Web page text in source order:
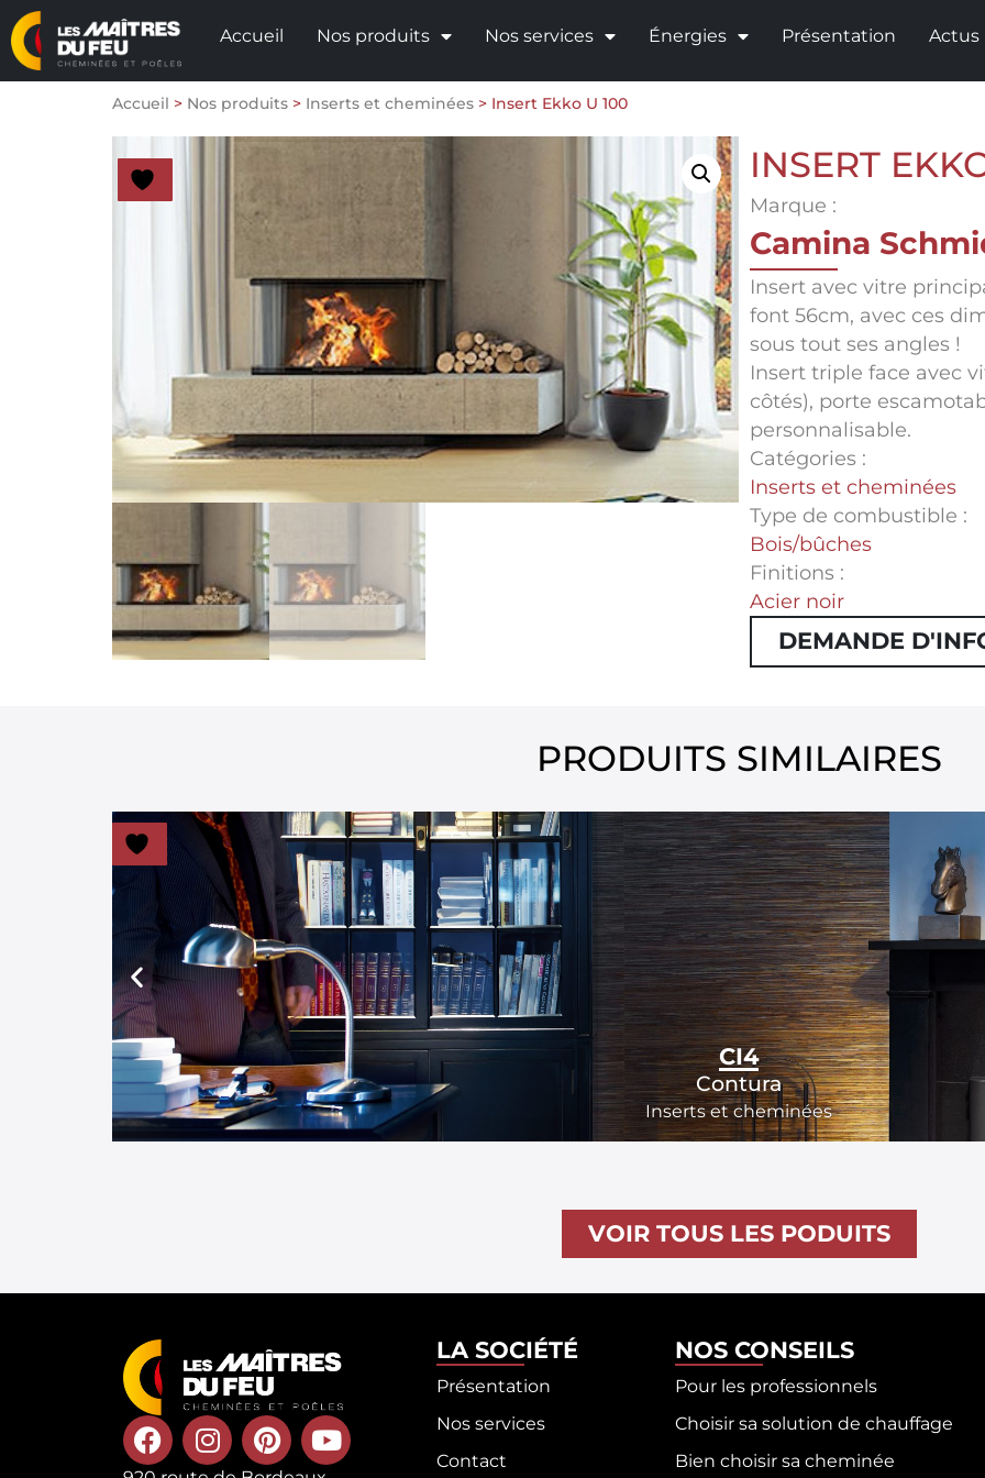
Accueil Nos produits Nos services Énergies Présentation Actus
Accueil > Nos produits > Inserts et cheminées > Insert Ekko U 100
INSERT
Marque :
Camina
Insert avec vitre
font 56cm, avec ces
sous tout ses angles !
Insert triple face avec
côtés), porte
personnalisable.
Catégories :
Inserts et cheminées
Type de combustible :
Bois/bûches
Finitions :
Acier noir
DEMANDE
PRODUITS SIMILAIRES
CI4
Contura
Inserts et cheminées
VOIR TOUS LES PODUITS
LA SOCIÉTÉ
Présentation
Nos services
Contact
NOS CONSEILS
Pour les professionnels
Choisir sa solution de chauffage
Bien choisir sa cheminée